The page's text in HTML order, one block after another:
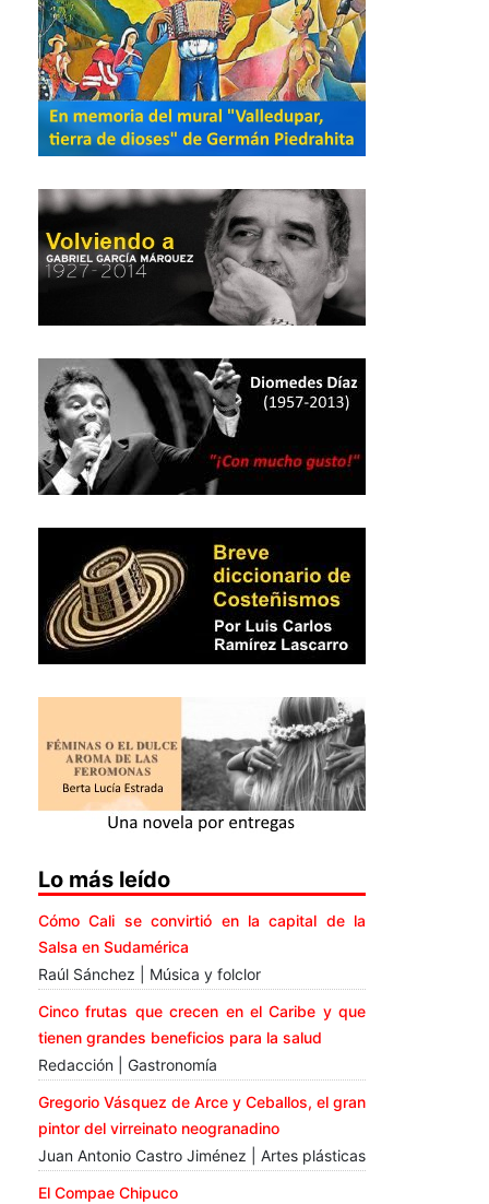
Lo más leído
Cómo Cali se convirtió en la capital de la
Salsa en Sudamérica
Raúl Sánchez | Música y folclor
Cinco frutas que crecen en el Caribe y que
tienen grandes beneficios para la salud
Redacción | Gastronomía
Gregorio Vásquez de Arce y Ceballos, el gran
pintor del virreinato neogranadino
Juan Antonio Castro Jiménez | Artes plásticas
El Compae Chipuco